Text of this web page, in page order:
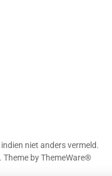
niet anders vermeld.
Theme byThemeWare®